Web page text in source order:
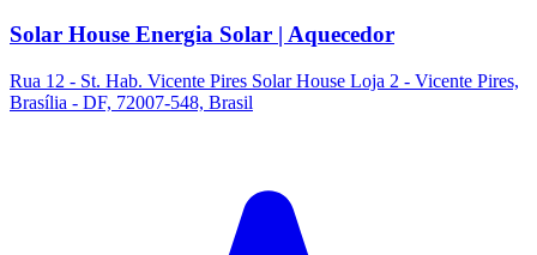
Solar House Energia Solar | Aquecedor
Rua 12 - St. Hab. Vicente Pires Solar House Loja 2 - Vicente Pires,
Brasília - DF, 72007-548, Brasil